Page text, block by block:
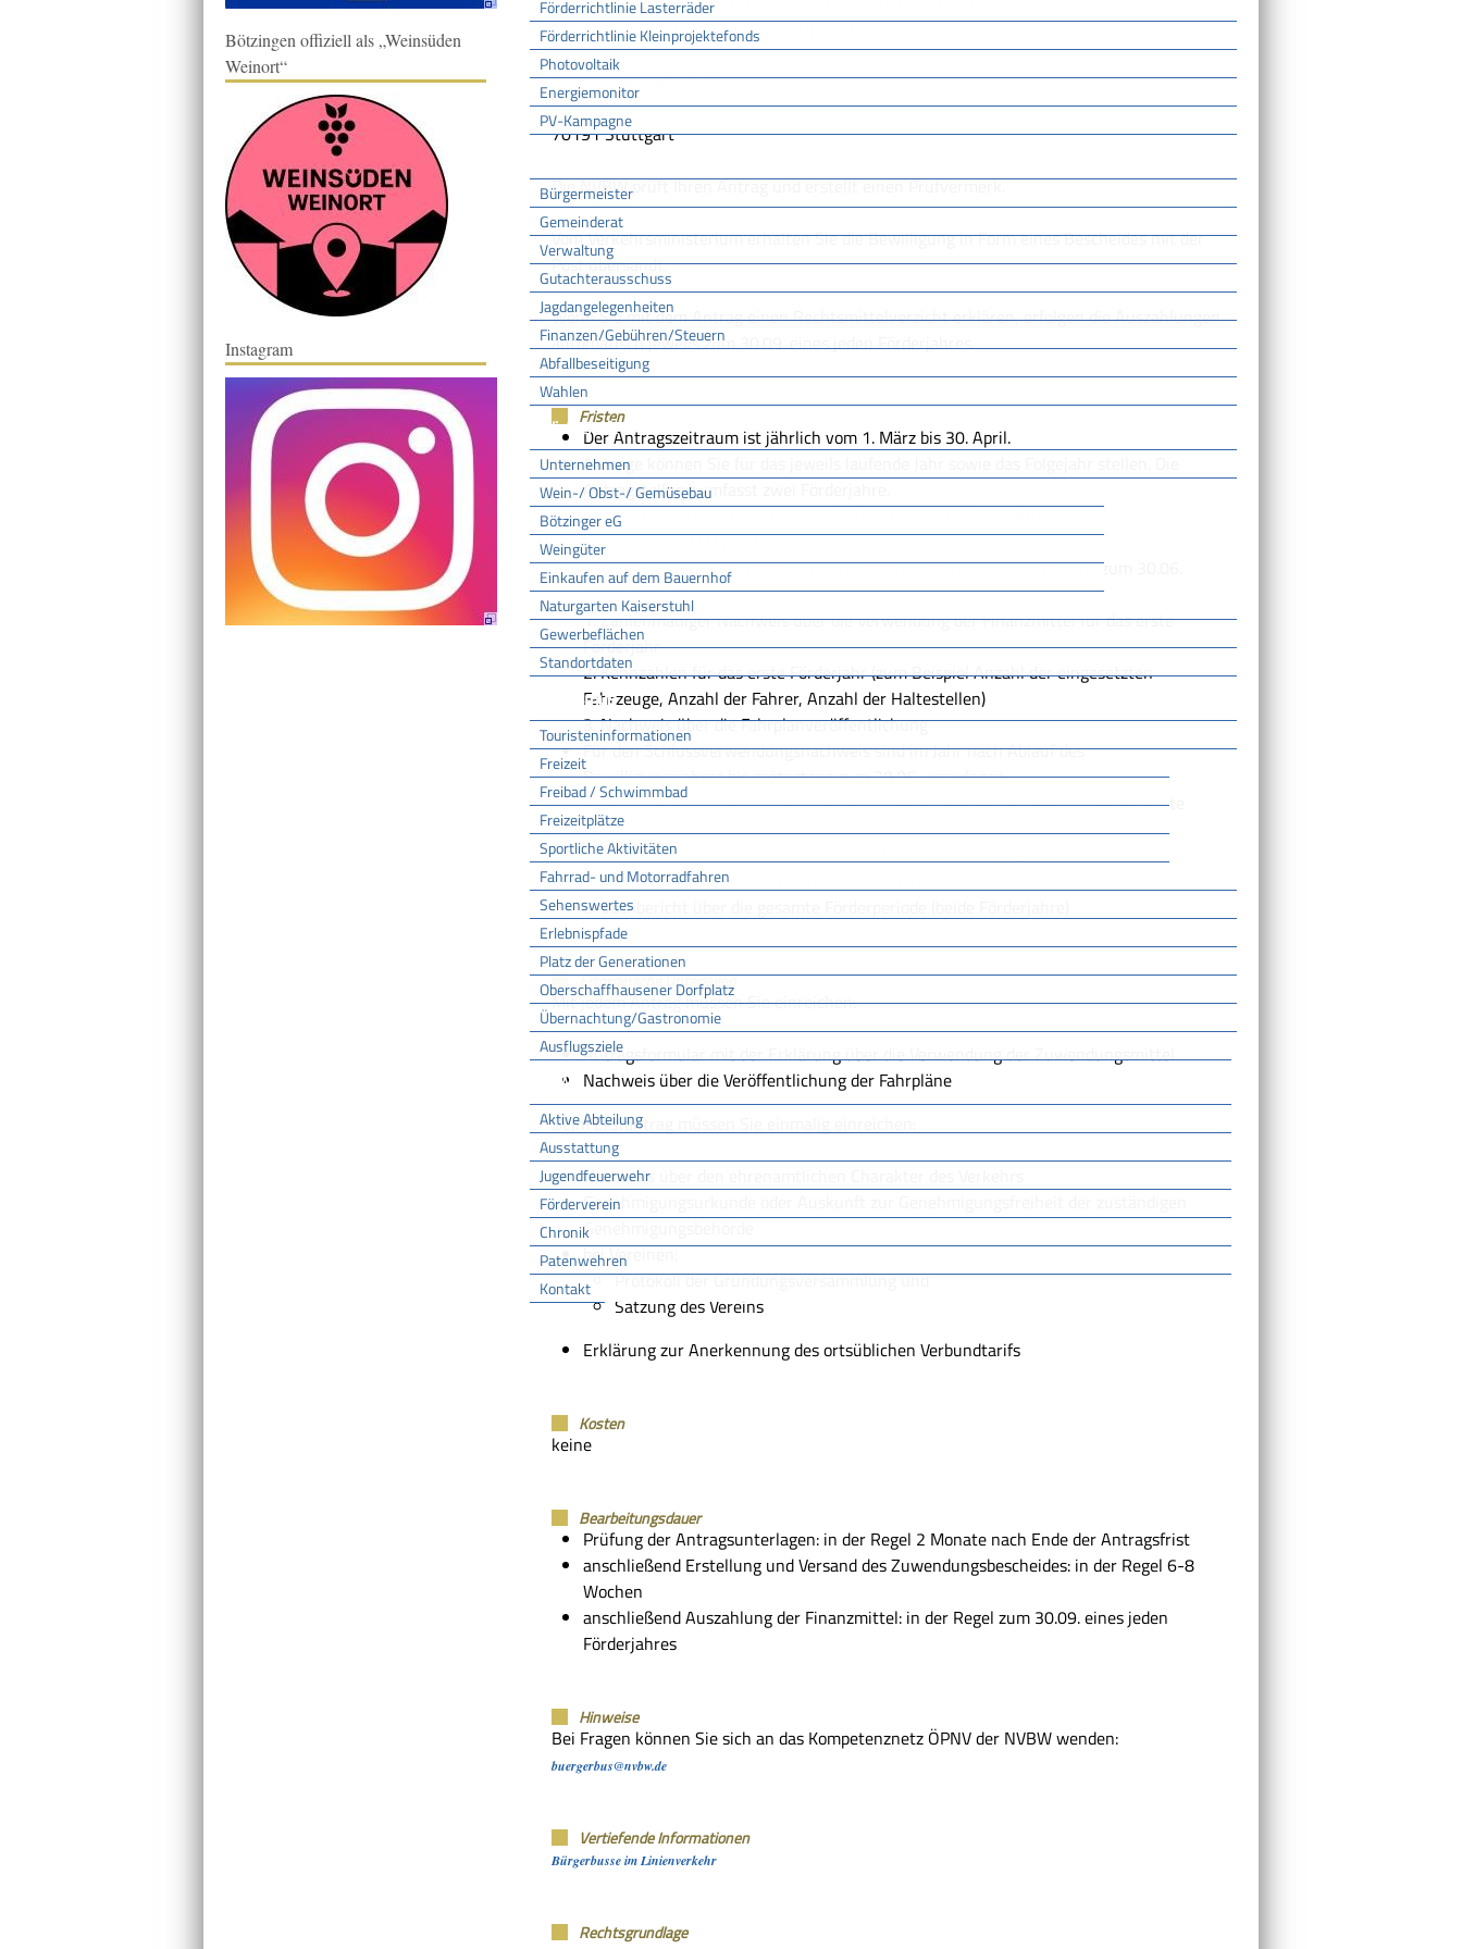
Förderrichtlinie Lasterräder
Förderrichtlinie Kleinprojektefonds
Photovoltaik
Energiemonitor
PV-Kampagne
Bürgermeister
Gemeinderat
Verwaltung
Gutachterausschuss
Jagdangelegenheiten
Finanzen/Gebühren/Steuern
Abfallbeseitigung
Wahlen
Wirtschaft
Unternehmen
Wein-/ Obst-/ Gemüsebau
Bötzinger eG
Weingüter
Einkaufen auf dem Bauernhof
Naturgarten Kaiserstuhl
Gewerbeflächen
Standortdaten
Tourismus
Touristeninformationen
Freizeit
Freibad / Schwimmbad
Freizeitplätze
Sportliche Aktivitäten
Fahrrad- und Motorradfahren
Sehenswertes
Erlebnispfade
Platz der Generationen
Oberschaffhausener Dorfplatz
Übernachtung/Gastronomie
Ausflugsziele
FFW
Aktive Abteilung
Ausstattung
Jugendfeuerwehr
Förderverein
Chronik
Patenwehren
Kontakt
Bötzingen offiziell als „Weinsüden
Weinort“
Instagram
Kompetenzzentrum neue ÖPNV-Angebotsformen
Rosensteinstraße 37B
70191 Stuttgart
Die NVBW prüft Ihren Antrag und erstellt einen Prüfvermerk.
Vom Verkehrsministerium erhalten Sie die Bewilligung in Form eines Bescheides mit der
Post übersandt.
Wenn Sie mit dem Antrag einen Rechtsmittelverzicht erklären, erfolgen die Auszahlungen
automatisch jeweils zum 30.09. eines jeden Förderjahres.
Fristen
Der Antragszeitraum ist jährlich vom 1. März bis 30. April.
Anträge können Sie für das jeweils laufende Jahr sowie das Folgejahr stellen.
Antragstellung umfasst zwei Förderjahre.
Auszahlung: erfolgt jeweils zum 30.09. eines jeden Förderjahres.
Ein Mittelabruf ist nicht erforderlich.
Für den Zwischennachweis sind im zweiten Förderjahr bis spätestens zum 30.06.
vorzulegen:
1. Zahlenmäßiger Nachweis über die Verwendung der Finanzmittel für das erste
Förderjahr
2. Kennzahlen für das erste Förderjahr (zum Beispiel Anzahl der eingesetzten
Fahrzeuge, Anzahl der Fahrer, Anzahl der Haltestellen)
3. Nachweis über die Fahrplanveröffentlichung
Für den Schlussverwendungsnachweis sind im Jahr nach Ablauf des
Bewilligungsjahres bis spätestens zum 30.06. vorzulegen:
1. Zahlenmäßiger Nachweis über die Verwendung der Finanzmittel für das zweite
Förderjahr
2. Kennzahlen für das zweite Förderjahr (zum Beispiel Anzahl der eingesetzten
Fahrzeuge, Anzahl der Fahrer, Anzahl der Haltestellen)
3. Sachbericht über die gesamte Förderperiode (beide Förderjahre)
Erforderliche Unterlagen
Mit jedem Antrag müssen Sie einreichen:
Antragsformular mit der Erklärung über die Verwendung der Zuwendungsmittel
Nachweis über die Veröffentlichung der Fahrpläne
Beim Erstantrag müssen Sie einmalig einreichen:
Nachweis über den ehrenamtlichen Charakter des Verkehrs
Genehmigungsurkunde oder Auskunft zur Genehmigungsfreiheit der zuständigen
Genehmigungsbehörde
bei Vereinen:
Protokoll der Gründungsversammlung und
Satzung des Vereins
Erklärung zur Anerkennung des ortsüblichen Verbundtarifs
Kosten
keine
Bearbeitungsdauer
Prüfung der Antragsunterlagen: in der Regel 2 Monate nach Ende der Antragsfrist
anschließend Erstellung und Versand des Zuwendungsbescheides: in der Regel 6-8
Wochen
anschließend Auszahlung der Finanzmittel: in der Regel zum 30.09. eines jeden
Förderjahres
Hinweise
Bei Fragen können Sie sich an das Kompetenznetz ÖPNV der NVBW wenden:
buergerbus@nvbw.de
Vertiefende Informationen
Bürgerbusse im Linienverkehr
Rechtsgrundlage